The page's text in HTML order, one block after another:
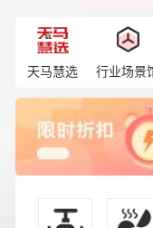
签约
天马慧选 行业场景